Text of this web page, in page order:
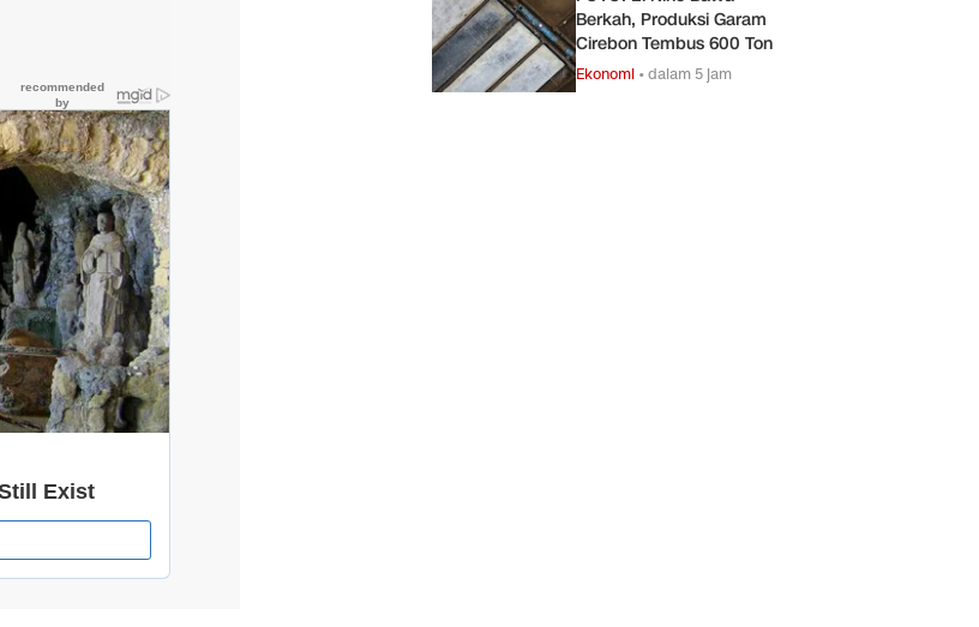
Berkah, Produksi Garam
Cirebon Tembus 600 Ton
Ekonomi •dalam 5 jam